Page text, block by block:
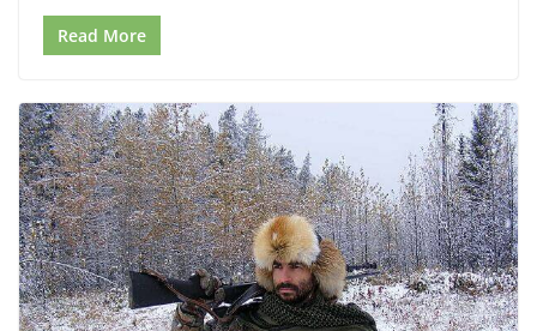
Read More